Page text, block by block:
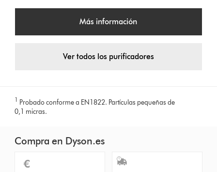
Más información
Ver todos los purificadores
1 Probado conforme a EN1822. Partículas pequeñas de
0,1 micras.
Compra en Dyson.es